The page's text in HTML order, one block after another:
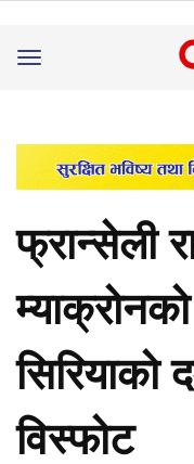
Toggle
फ्रान्सेली
सिरियाको
विस्फोट